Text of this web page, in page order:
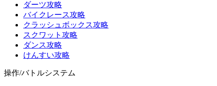
ダーツ攻略
バイクレース攻略
クラッシュボックス攻略
スクワット攻略
ダンス攻略
けんすい攻略
操作/バトルシステム